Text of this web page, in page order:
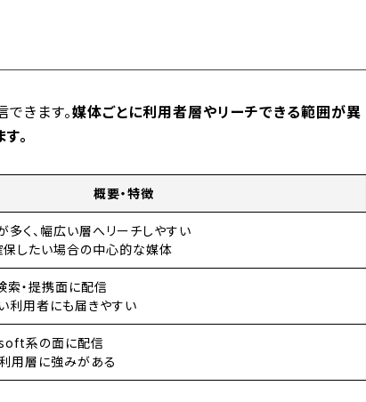
きます。媒体ごとに利用者層やリーチできる範囲が異
。
概要・特徴
く、幅広い層へリーチしやすい
保したい場合の中心的な媒体
・提携面に配信
利用者にも届きやすい
系の面に配信
用層に強みがある